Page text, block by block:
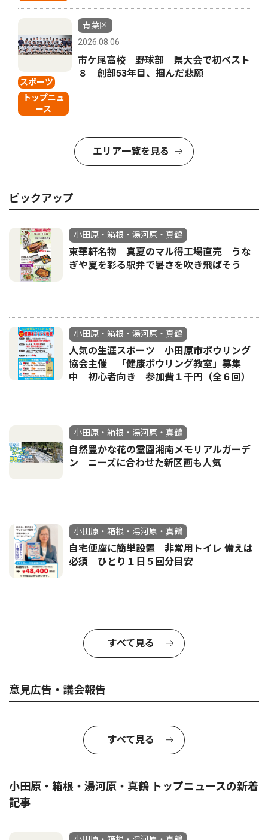
スポーツ
トップニュ
ース
青葉区
2026.08.06
市ケ尾高校 野球部 県大会で初ベスト
８ 創部53年目、掴んだ悲願
エリア一覧を見る
ピックアップ
小田原・箱根・湯河原・真鶴
東華軒名物 真夏のマル得工場直売 うな
ぎや夏を彩る駅弁で暑さを吹き飛ばそう
小田原・箱根・湯河原・真鶴
人気の生涯スポーツ 小田原市ボウリング
協会主催 「健康ボウリング教室」募集
中 初心者向き 参加費１千円（全６回）
小田原・箱根・湯河原・真鶴
自然豊かな花の霊園湘南メモリアルガーデ
ン ニーズに合わせた新区画も人気
小田原・箱根・湯河原・真鶴
自宅便座に簡単設置 非常用トイレ 備えは
必須 ひとり１日５回分目安
すべて見る
意見広告・議会報告
すべて見る
小田原・箱根・湯河原・真鶴 トップニュースの新着
記事